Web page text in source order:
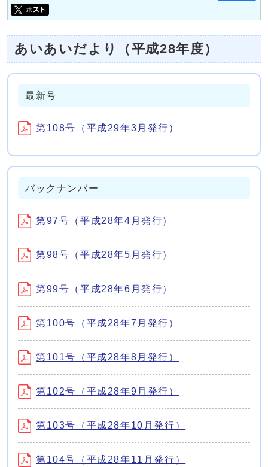
あいあいだより（平成28年度）
最新号
第108号（平成29年3月発行）
バックナンバー
第97号（平成28年4月発行）
第98号（平成28年5月発行）
第99号（平成28年6月発行）
第100号（平成28年7月発行）
第101号（平成28年8月発行）
第102号（平成28年9月発行）
第103号（平成28年10月発行）
第104号（平成28年11月発行）